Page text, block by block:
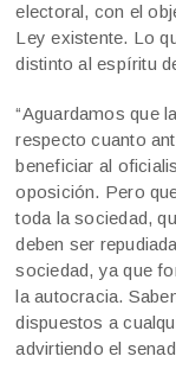
electoral, con el
Ley existente. Lo
distinto al espíritu
“Aguardamos que
respecto cuanto
beneficiar al
oposición. Pero
toda la sociedad,
deben ser
sociedad, ya que
la autocracia.
dispuestos a
advirtiendo el